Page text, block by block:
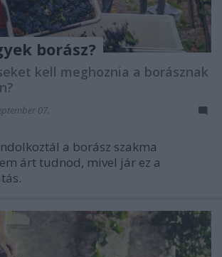
borász?
kell meghoznia a borásznak
07.
a borász szakma
árt tudnod, mivel jár ez a